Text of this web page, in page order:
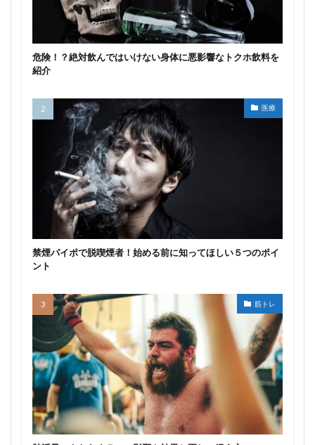
危険！？絶対飲んではいけない身体に悪影響なトクホ飲料を
紹介
医療
禁煙パイポで脱喫煙者！始める前に知ってほしい５つのポイ
ント
筋トレ